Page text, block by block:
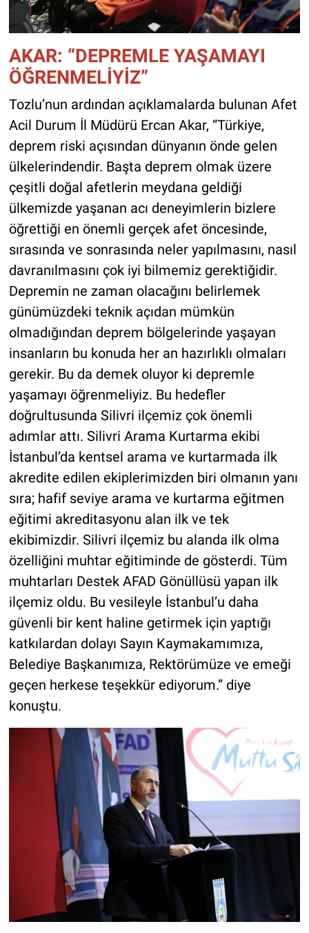
AKAR: “DEPREMLE YAŞAMAYI
ÖĞRENMELİYİZ”
Tozlu’nun ardından açıklamalarda bulunan Afet
Acil Durum İl Müdürü Ercan Akar, “Türkiye,
deprem riski açısından dünyanın önde gelen
ülkelerindendir. Başta deprem olmak üzere
çeşitli doğal afetlerin meydana geldiği
ülkemizde yaşanan acı deneyimlerin bizlere
öğrettiği en önemli gerçek afet öncesinde,
sırasında ve sonrasında neler yapılmasını, nasıl
davranılmasını çok iyi bilmemiz gerektiğidir.
Depremin ne zaman olacağını belirlemek
günümüzdeki teknik açıdan mümkün
olmadığından deprem bölgelerinde yaşayan
insanların bu konuda her an hazırlıklı olmaları
gerekir. Bu da demek oluyor ki depremle
yaşamayı öğrenmeliyiz. Bu hedefler
doğrultusunda Silivri ilçemiz çok önemli
adımlar attı. Silivri Arama Kurtarma ekibi
İstanbul’da kentsel arama ve kurtarmada ilk
akredite edilen ekiplerimizden biri olmanın yanı
sıra; hafif seviye arama ve kurtarma eğitmen
eğitimi akreditasyonu alan ilk ve tek
ekibimizdir. Silivri ilçemiz bu alanda ilk olma
özelliğini muhtar eğitiminde de gösterdi. Tüm
muhtarları Destek AFAD Gönüllüsü yapan ilk
ilçemiz oldu. Bu vesileyle İstanbul’u daha
güvenli bir kent haline getirmek için yaptığı
katkılardan dolayı Sayın Kaymakamımıza,
Belediye Başkanımıza, Rektörümüze ve emeği
geçen herkese teşekkür ediyorum.” diye
konuştu.